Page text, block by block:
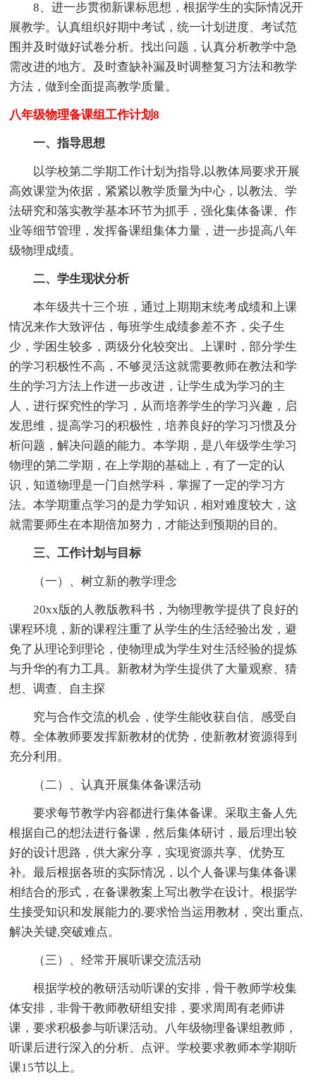
8、进一步贯彻新课标思想，根据学生的实际情况开
展教学。认真组织好期中考试，统一计划进度、考试范
围并及时做好试卷分析。找出问题，认真分析教学中急
需改进的地方。及时查缺补漏及时调整复习方法和教学
方法，做到全面提高教学质量。
八年级物理备课组工作计划8
一、指导思想
以学校第二学期工作计划为指导,以教体局要求开展
高效课堂为依据，紧紧以教学质量为中心，以教法、学
法研究和落实教学基本环节为抓手，强化集体备课、作
业等细节管理，发挥备课组集体力量，进一步提高八年
级物理成绩。
二、学生现状分析
本年级共十三个班，通过上期期末统考成绩和上课
情况来作大致评估，每班学生成绩参差不齐，尖子生
少，学困生较多，两级分化较突出。上课时，部分学生
的学习积极性不高，不够灵活这就需要教师在教法和学
生的学习方法上作进一步改进，让学生成为学习的主
人，进行探究性的学习，从而培养学生的学习兴趣，启
发思维，提高学习的积极性，培养良好的学习习惯及分
析问题，解决问题的能力。本学期，是八年级学生学习
物理的第二学期，在上学期的基础上，有了一定的认
识，知道物理是一门自然学科，掌握了一定的学习方
法。本学期重点学习的是力学知识，相对难度较大，这
就需要师生在本期倍加努力，才能达到预期的目的。
三、工作计划与目标
（一）、树立新的教学理念
20xx版的人教版教科书，为物理教学提供了良好的
课程环境，新的课程注重了从学生的生活经验出发，避
免了从理论到理论，使物理成为学生对生活经验的提炼
与升华的有力工具。新教材为学生提供了大量观察、猜
想、调查、自主探
究与合作交流的机会，使学生能收获自信、感受自
尊。全体教师要发挥新教材的优势，使新教材资源得到
充分利用。
（二）、认真开展集体备课活动
要求每节教学内容都进行集体备课。采取主备人先
根据自己的想法进行备课，然后集体研讨，最后理出较
好的设计思路，供大家分享，实现资源共享、优势互
补。最后根据各班的实际情况，以个人备课与集体备课
相结合的形式，在备课教案上写出教学在设计。根据学
生接受知识和发展能力的.要求恰当运用教材，突出重点,
解决关键,突破难点。
（三）、经常开展听课交流活动
根据学校的教研活动听课的安排，骨干教师学校集
体安排，非骨干教师教研组安排，要求周周有老师讲
课，要求积极参与听课活动。八年级物理备课组教师，
听课后进行深入的分析、点评。学校要求教师本学期听
课15节以上。